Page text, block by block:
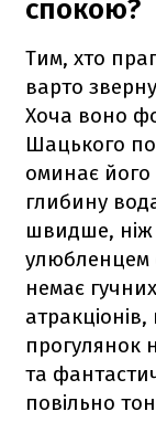
спокою?
Тим, хто
варто
Хоча воно
Шацького
оминає
глибину
швидше, ніж
улюбленцем
немає
атракціонів,
прогулянок
та
повільно